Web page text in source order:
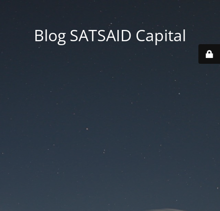
Blog SATSAID Capital